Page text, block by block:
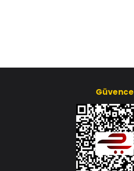
Güvence